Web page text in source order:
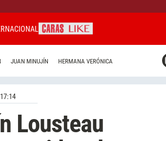
JUAN MINUJÍN HERMANA VERÓNICA
Lousteau